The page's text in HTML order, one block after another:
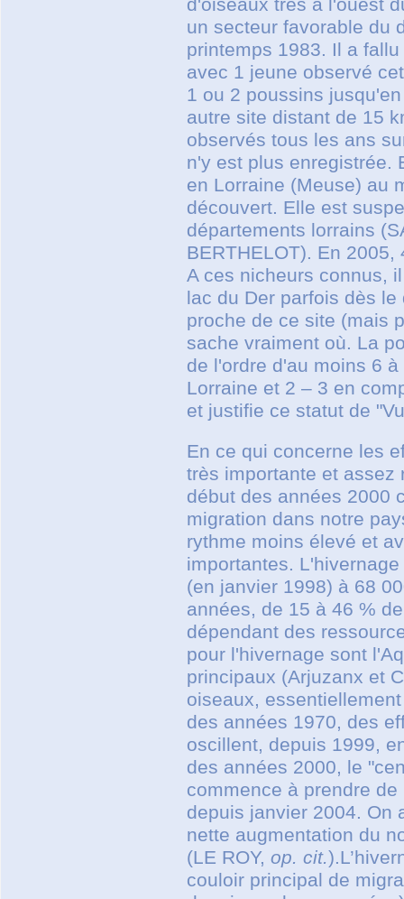
un secteur favorable du
printemps 1983. Il a
avec 1 jeune observé
1 ou 2 poussins
autre site distant de 15
observés tous les ans
n'y est plus enregistrée.
en Lorraine (Meuse) au
découvert. Elle est
départements lorrains
BERTHELOT). En
A ces nicheurs connus,
lac du Der parfois dès
proche de ce site (mais
sache vraiment où. La
de l'ordre d'au moins 6
Lorraine et 2 – 3 en
et justifie ce statut de
En ce qui concerne les
très importante et assez
début des années 2000
migration dans notre
rythme moins élevé et
importantes.
(en janvier 1998) à 68
années, de 15 à 46 %
dépendant des
pour l'hivernage sont
principaux (Arjuzanx et
oiseaux,
des années 1970, des
oscillent, depuis 1999,
des années 2000, le
commence à prendre
depuis janvier 2004. On
nette augmentation du
(LE ROY, op. cit.
couloir principal de